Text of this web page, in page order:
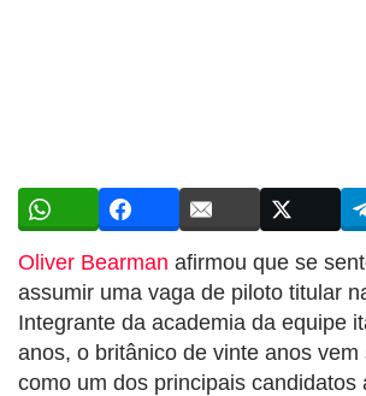
Oliver Bearman afirmou que se
assumir uma vaga de piloto titular
Integrante da academia da equipe
anos, o britânico de vinte anos
como um dos principais candidatos